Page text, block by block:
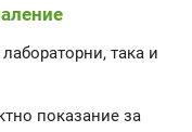
така и
показание за